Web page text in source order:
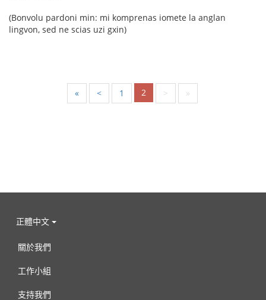
(Bonvolu pardoni min: mi komprenas iomete la anglan
lingvon, sed ne scias uzi gxin)
« < 1 2 > »
正體中文
關於我們
工作小組
支持我們